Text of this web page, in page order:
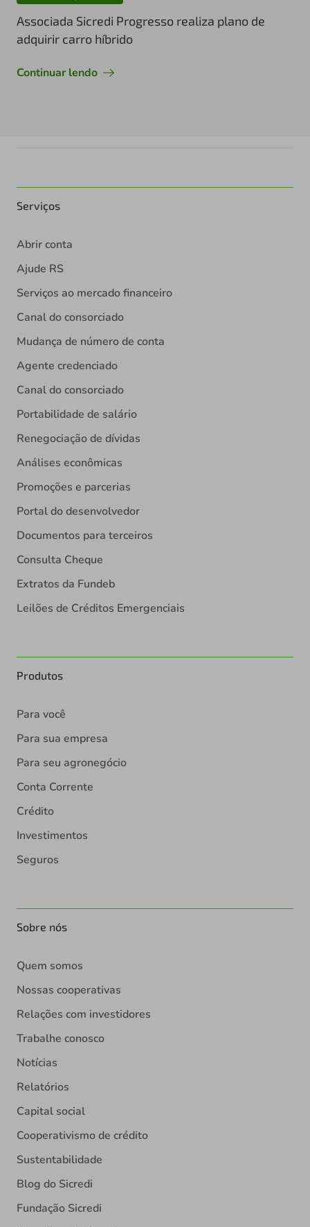
Associada Sicredi Progresso realiza plano de
adquirir carro híbrido
Continuar lendo
Serviços
Abrir conta
Ajude RS
Serviços ao mercado financeiro
Canal do consorciado
Mudança de número de conta
Agente credenciado
Canal do consorciado
Portabilidade de salário
Renegociação de dívidas
Análises econômicas
Promoções e parcerias
Portal do desenvolvedor
Documentos para terceiros
Consulta Cheque
Extratos da Fundeb
Leilões de Créditos Emergenciais
Produtos
Para você
Para sua empresa
Para seu agronegócio
Conta Corrente
Crédito
Investimentos
Seguros
Sobre nós
Quem somos
Nossas cooperativas
Relações com investidores
Trabalhe conosco
Notícias
Relatórios
Capital social
Cooperativismo de crédito
Sustentabilidade
Blog do Sicredi
Fundação Sicredi